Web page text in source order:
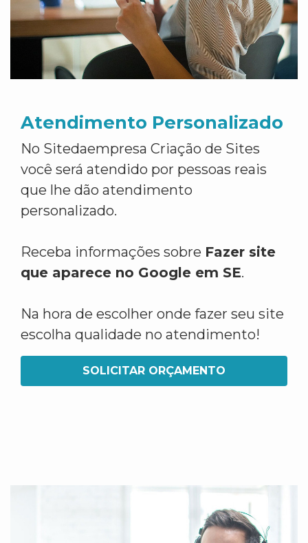
Atendimento Personalizado
No Sitedaempresa Criação de Sites
você será atendido por pessoas reais
que lhe dão atendimento
personalizado.
Receba informações sobre Fazer site
que aparece no Google em SE.
Na hora de escolher onde fazer seu site
escolha qualidade no atendimento!
SOLICITAR ORÇAMENTO